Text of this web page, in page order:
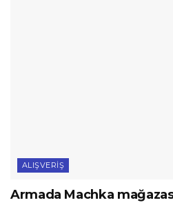
ALIŞVERIŞ
Armada Machka